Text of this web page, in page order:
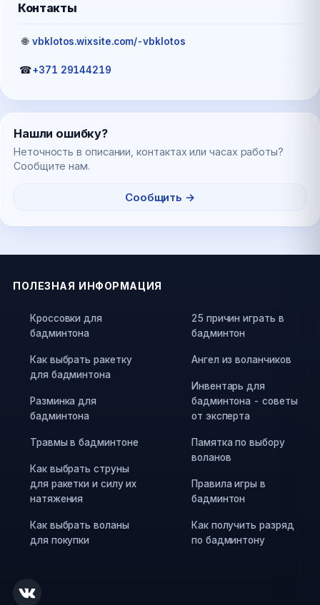
Контакты
🌐 vbklotos.wixsite.com/-vbklotos
☎+371 29144219
Нашли ошибку?
Неточность в описании, контактах или часах работы?
Сообщите нам.
Сообщить →
ПОЛЕЗНАЯ ИНФОРМАЦИЯ
Кроссовки для
бадминтона
Как выбрать ракетку
для бадминтона
Разминка для
бадминтона
Травмы в бадминтоне
Как выбрать струны
для ракетки и силу их
натяжения
Как выбрать воланы
для покупки
25 причин играть в
бадминтон
Ангел из воланчиков
Инвентарь для
бадминтона - советы
от эксперта
Памятка по выбору
воланов
Правила игры в
бадминтон
Как получить разряд
по бадминтону